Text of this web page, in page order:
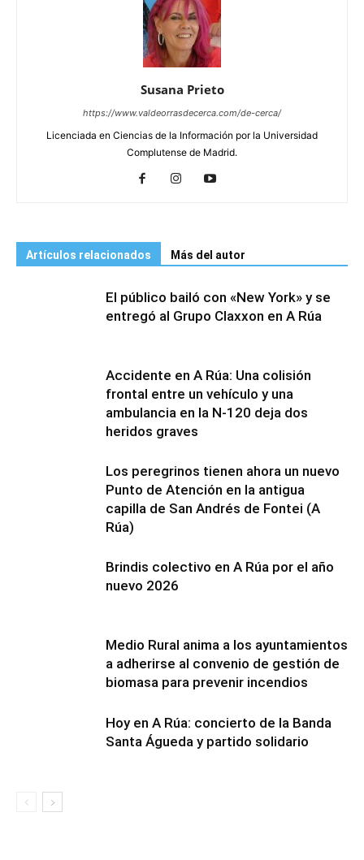
Susana Prieto
https://www.valdeorrasdecerca.com/de-cerca/
Licenciada en Ciencias de la Información por la Universidad
Complutense de Madrid.
Artículos relacionados Más del autor
El público bailó con «New York» y se
entregó al Grupo Claxxon en A Rúa
Accidente en A Rúa: Una colisión
frontal entre un vehículo y una
ambulancia en la N-120 deja dos
heridos graves
Los peregrinos tienen ahora un nuevo
Punto de Atención en la antigua
capilla de San Andrés de Fontei (A
Rúa)
Brindis colectivo en A Rúa por el año
nuevo 2026
Medio Rural anima a los ayuntamientos
a adherirse al convenio de gestión de
biomasa para prevenir incendios
Hoy en A Rúa: concierto de la Banda
Santa Águeda y partido solidario